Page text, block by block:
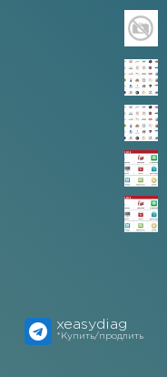
xeasydiag
*Купить/продлить